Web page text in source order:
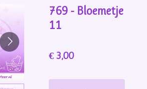
769 - Bloemetje
11
€ 3,00